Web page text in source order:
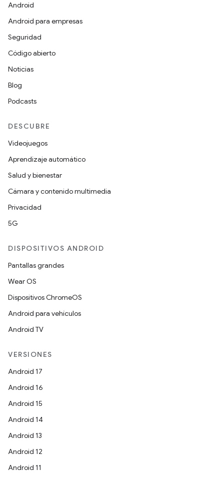
Android
Android para empresas
Seguridad
Código abierto
Noticias
Blog
Podcasts
DESCUBRE
Videojuegos
Aprendizaje automático
Salud y bienestar
Cámara y contenido multimedia
Privacidad
5G
DISPOSITIVOS ANDROID
Pantallas grandes
Wear OS
Dispositivos ChromeOS
Android para vehículos
Android TV
VERSIONES
Android 17
Android 16
Android 15
Android 14
Android 13
Android 12
Android 11